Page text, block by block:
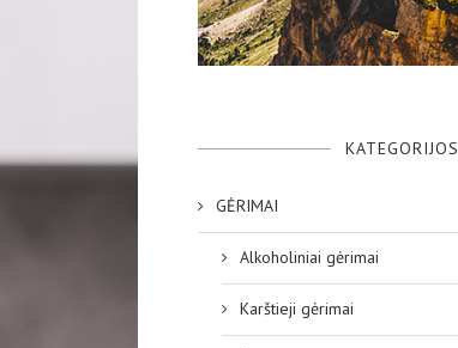
KATEGORIJOS
GĖRIMAI
Alkoholiniai gėrimai
Karštieji gėrimai